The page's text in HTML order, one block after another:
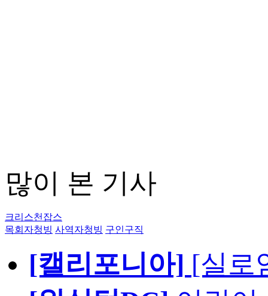
많이 본 기사
크리스천잡스
목회자청빙 사역자청빙 구인구직
[캘리포니아] [실로